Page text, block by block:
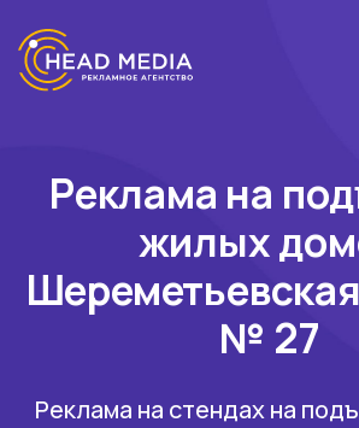
Реклама на
жилых
№ 27
Реклама на стендах на